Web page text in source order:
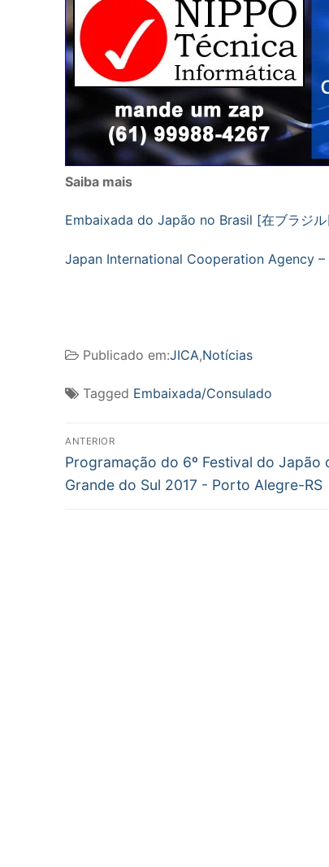
Saiba mais
Embaixada do Japão no Brasil [在ブラジ
Japan International Cooperation Agency
Publicado em:JICA,Notícias
Tagged Embaixada/Consulado
Navegação
de
ANTERIOR
Post
anterior:
Programação do 6º Festival do Japão
Grande do Sul 2017 - Porto Alegre-RS